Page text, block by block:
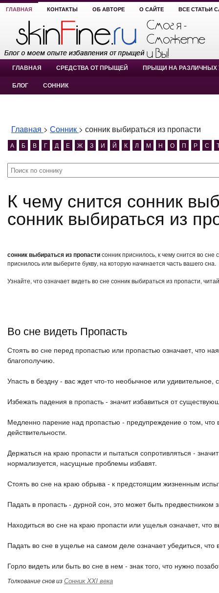
ГЛАВНАЯ КОНТАКТЫ ОБ АВТОРЕ О САЙТЕ ВСЕ СТАТЬИ
ГЛАВНАЯ СРЕДСТВА ОТ ПРЫЩЕЙ ПРЫЩИ НА РАЗЛИЧНЫХ
БЛОГ СОННИК
Главная > Сонник > сонник выбираться из пропасти
А Б В Г Д Е Ж З И Й К Л М Н О П Р С
К чему снится сонник выбираться из пропасти?
сонник выбираться из
сонник выбираться из пропастисонник приснилось, к чему снится во
приснилось или выберите букву, на которую начинается часть вашего сна.
Узнайте, что означает видеть во сне сонник выбираться из пропасти,
Во сне видеть Пропасть
Стоять во сне перед пропастью или пропастью означает, что
благополучию.
Упасть в бездну - вас ждет что-то необычное или удивительное,
Избежать падения в пропасть - значит избавиться от
Медленно парение над пропастью - предупреждение о том,
действительности.
Держаться на краю пропасти и пытаться сопротивляться -
нормализуется, насущные проблемы избавят.
Стоять во сне на краю обрыва - к предстоящим жизненным
Падать в пропасть - дурной сон, это может быть предвестником
Находиться во сне на краю пропасти или ущелья означает, что
Падать во сне в ущелье на самом деле означает убедиться,
Горло видеть или быть во сне в нем - знак того, что нужно
Толкование снов изСонник XXI века